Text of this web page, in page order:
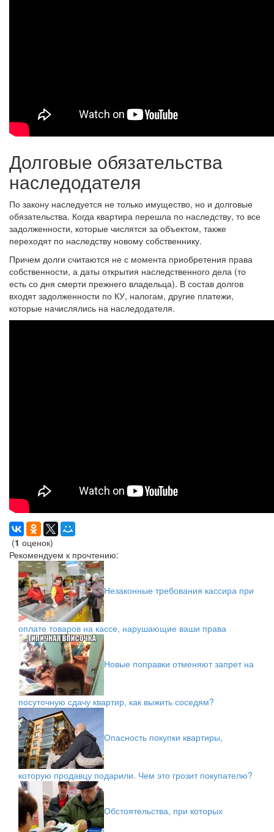
Долговые обязательства
наследодателя
По закону наследуется не только имущество, но и долговые
обязательства. Когда квартира перешла по наследству, то все
задолженности, которые числятся за объектом, также
переходят по наследству новому собственнику.
Причем долги считаются не с момента приобретения права
собственности, а даты открытия наследственного дела (то
есть со дня смерти прежнего владельца). В состав долгов
входят задолженности по КУ, налогам, другие платежи,
которые начислялись на наследодателя.
(1 оценок)
Рекомендуем к прочтению:
Незаконные требования кассира при
оплате товаров на кассе, нарушающие ваши права
Новые поправки отменяют запрет на
посуточную сдачу квартир, как выжить соседям?
Опасность покупки квартиры,
которую продавцу подарили. Чем это грозит покупателю?
Обстоятельства, при которых